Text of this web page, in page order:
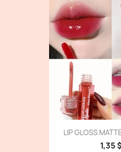
LIP GLOSS
1,35 $